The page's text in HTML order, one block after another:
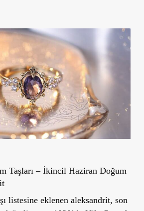
Taşları – İkincil Haziran Doğum
listesine eklenen aleksandrit, son